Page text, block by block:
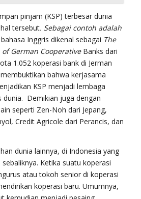
pinjam (KSP) terbesar dunia
tersebut. Sebagai contoh adalah
Inggris dikenal sebagai The
German CooperativeBanks dari
1.052 koperasi bank di Jerman
bahwa kerjasama
KSP menjadi lembaga
dunia. Demikian juga dengan
seperti Zen-Noh dari Jepang,
Credit Agricole dari Perancis, dan
dunia lainnya, di Indonesia yang
Ketika suatu koperasi
atau tokoh senior di koperasi
koperasi baru. Umumnya,